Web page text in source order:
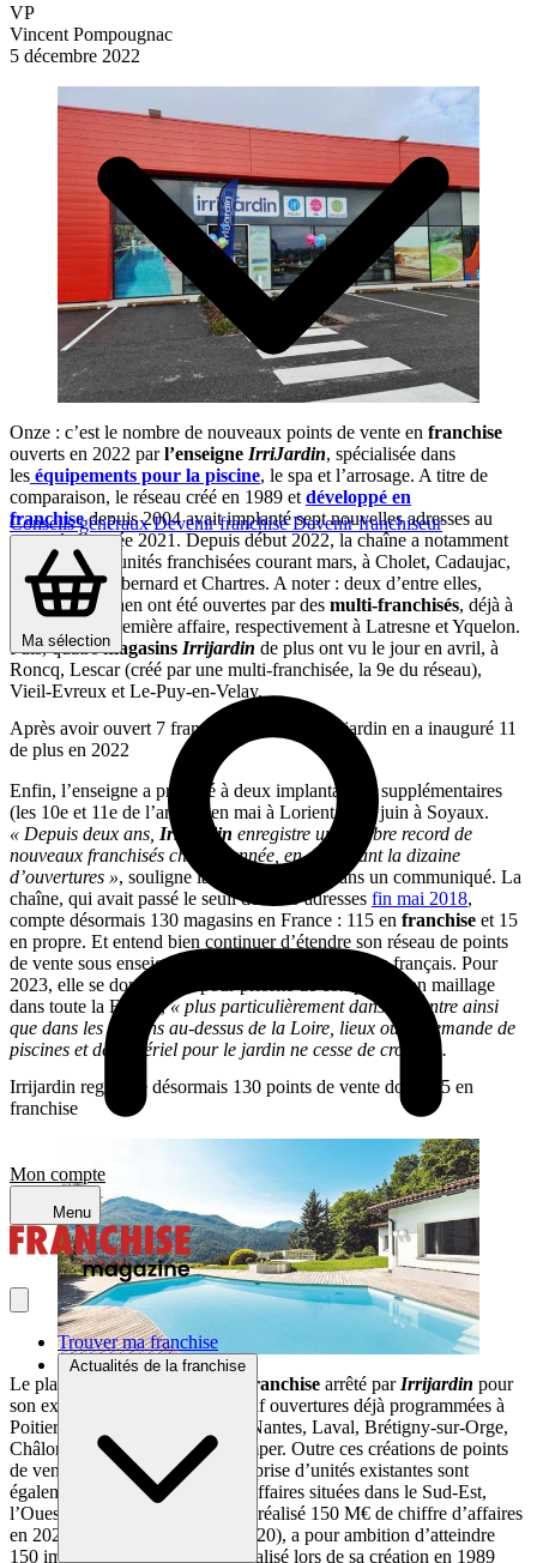
Conseils générauxDevenir franchiséDevenir franchiseur
Ma sélection
Mon compte
Menu
Trouver ma franchise
Actualités de la franchise
VP
Vincent Pompougnac
5 décembre 2022
Onze : c’est le nombre de nouveaux points de vente en franchise
ouverts en 2022 parl’enseigne IrriJardin, spécialisée dans
les équipements pour la piscine, le spa et l’arrosage. A titre de
comparaison, le réseau créé en 1989 et développé en
franchisedepuis 2004 avait implanté sept nouvelles adresses au
cours de l’année 2021. Depuis début 2022, la chaîne a notamment
inauguré cinq unités franchisées courant mars, à Cholet, Cadaujac,
Caen, Châteaubernard et Chartres. A noter : deux d’entre elles,
Cadaujac et Caen ont été ouvertes par des multi-franchisés, déjà à
la tête d’une première affaire, respectivement à Latresne et Yquelon.
Puis, quatremagasins Irrijardin de plus ont vu le jour en avril, à
Roncq, Lescar (créé par une multi-franchisée, la 9e du réseau),
Vieil-Evreux et Le-Puy-en-Velay.
Après avoir ouvert 7 franchises en 2021, Irrijardin en a inauguré 11
de plus en 2022
Enfin, l’enseigne a procédé à deux implantations supplémentaires
(les 10e et 11e de l’année) en mai à Lorient et en juin à Soyaux.
« Depuis deux ans, Irrijardin enregistre un nombre record de
nouveaux franchisés chaque année, en dépassant la dizaine
d’ouvertures », souligne la
dans un communiqué. La
chaîne, qui avait passé le seuil des 100 adresses fin mai 2018,
compte désormais 130 magasins en France : 115 en franchise et 15
en propre. Et entend bien continuer d’étendre son réseau de points
de vente sous enseigne sur l’ensemble du territoire français. Pour
2023, elle se donne ainsi pour priorité de compléter son maillage
dans toute la France,« plus particulièrement dans le Centre ainsi
que dans les régions au-dessus de la Loire, lieux où la demande de
piscines et de matériel pour le jardin ne cesse de croître ».
Irrijardin regroupe désormais 130 points de vente dont 115 en
franchise
Le plan de développement en franchise arrêté par Irrijardin pour
son exercice 2023 comprend neuf ouvertures déjà programmées à
Poitiers, Alès, Arras, Palaiseau, Nantes, Laval, Brétigny-sur-Orge,
Châlons-en-Champagne et Quimper. Outre ces créations de points
de vente, quatre opérations de reprise d’unités existantes sont
également annoncées, pour des affaires situées dans le Sud-Est,
l’Ouest et l’Est. La chaîne, qui a réalisé 150 M€ de chiffre d’affaires
en 2021 (+30 % par rapport à 2020), a pour ambition d’atteindre
150 implantations à terme. Spécialisé lors de sa création en 1989